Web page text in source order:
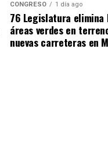
CONGRESO 1 día ago
76 Legislatura elimina
áreas verdes en
nuevas carreteras en